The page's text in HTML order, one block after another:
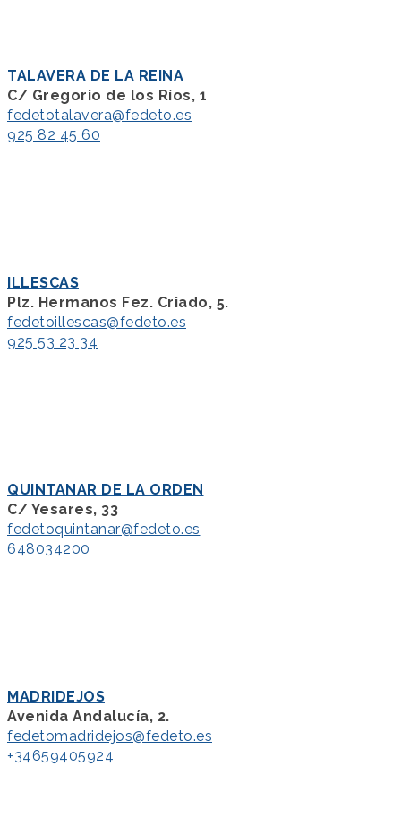
TALAVERA DE LA REINA
C/ Gregorio de los Ríos, 1
fedetotalavera@fedeto.es
925 82 45 60
ILLESCAS
Plz. Hermanos Fez. Criado, 5.
fedetoillescas@fedeto.es
925 53 23 34
QUINTANAR DE LA ORDEN
C/ Yesares, 33
fedetoquintanar@fedeto.es
648034200
MADRIDEJOS
Avenida Andalucía, 2.
fedetomadridejos@fedeto.es
+34659405924